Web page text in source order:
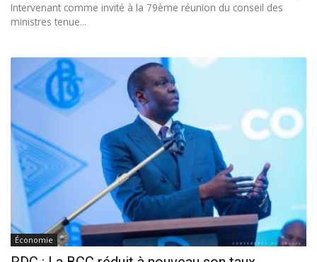
Intervenant comme invité à la 79ème réunion du conseil des
ministres tenue...
Économie